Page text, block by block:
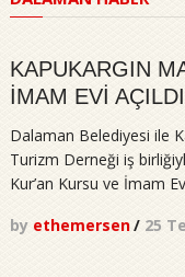
Evi
KAPUKARGIN
İMAM EVİ AÇILDI
Dalaman Belediyesi ile
Turizm Derneği iş
Kur’an Kursu ve İmam
by ethemersen/ 25